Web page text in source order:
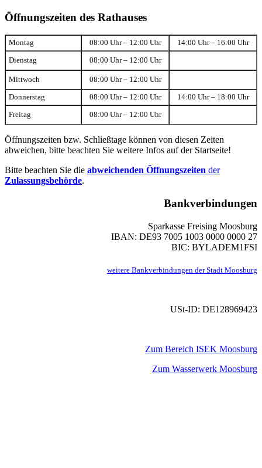
Öffnungszeiten des Rathauses
Montag 08:00 Uhr – 12:00 Uhr 14:00 Uhr – 16:00 Uhr
Dienstag 08:00 Uhr – 12:00 Uhr
Mittwoch 08:00 Uhr – 12:00 Uhr
Donnerstag 08:00 Uhr – 12:00 Uhr 14:00 Uhr – 18:00 Uhr
Freitag 08:00 Uhr – 12:00 Uhr
Öffnungszeiten bzw. Schließtage können von diesen Zeiten
abweichen, bitte beachten Sie weitere Infos auf der Startseite!
Bitte beachten Sie die abweichenden Öffnungszeiten der
Zulassungsbehörde.
Bankverbindungen
Sparkasse Freising Moosburg
IBAN: DE93 7005 1003 0000 0000 27
BIC: BYLADEM1FSI
weitere Bankverbindungen der Stadt Moosburg
USt-ID: DE128969423
Zum Bereich ISEK Moosburg
Zum Wasserwerk Moosburg